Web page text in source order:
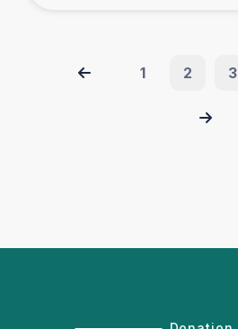
1 2 3